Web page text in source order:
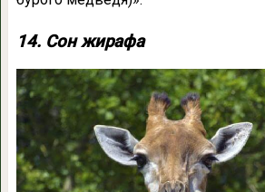
14. Сон жирафа